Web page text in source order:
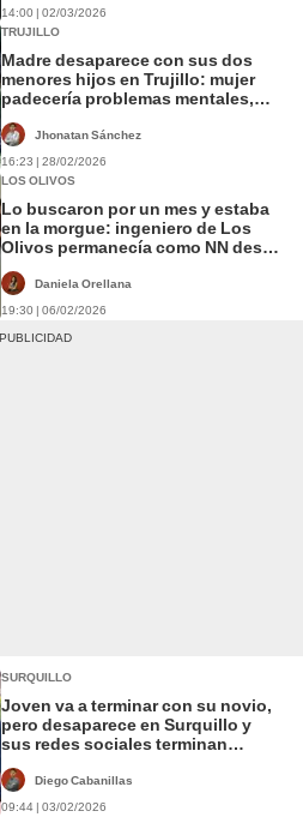
14:00 | 02/03/2026
TRUJILLO
Madre desaparece con sus dos
menores hijos en Trujillo: mujer
padecería problemas mentales,
Jhonatan Sánchez
16:23 | 28/02/2026
LOS OLIVOS
Lo buscaron por un mes y estaba
en la morgue: ingeniero de Los
Olivos permanecía como NN desde
Daniela Orellana
19:30 | 06/02/2026
SURQUILLO
Joven va a terminar con su novio,
pero desaparece en Surquillo y
sus redes sociales terminan
Diego Cabanillas
09:44 | 03/02/2026